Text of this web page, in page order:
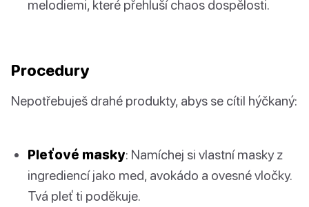
melodiemi, které přehluší chaos dospělosti.
Procedury
Nepotřebuješ drahé produkty, abys se cítil hýčkaný:
Pleťové masky: Namíchej si vlastní masky z
ingrediencí jako med, avokádo a ovesné vločky.
Tvá pleť ti poděkuje.